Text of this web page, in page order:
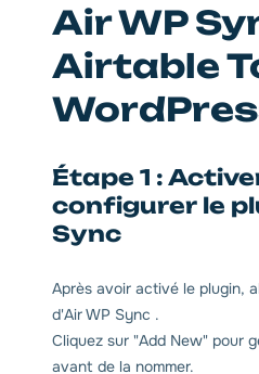
Air WP
Airtable
Étape 1 :
configurer le
Sync
Après avoir activé le plugin,
d'Air WP Sync .
Cliquez sur "Add New" pour
avant de la nommer.